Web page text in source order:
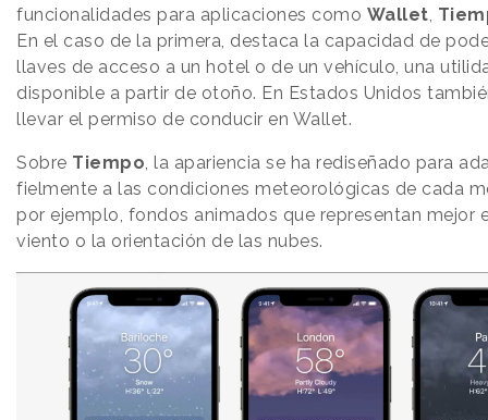
funcionalidades para aplicaciones como Wallet,
En el caso de la primera, destaca la capacidad de
llaves de acceso a un hotel o de un vehículo, una
disponible a partir de otoño. En Estados Unidos
llevar el permiso de conducir en Wallet.
Sobre Tiempo, la apariencia se ha rediseñado para
fielmente a las condiciones meteorológicas de cada
por ejemplo, fondos animados que representan mejor
viento o la orientación de las nubes.